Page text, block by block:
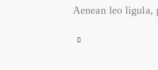
Aenean leo ligula,